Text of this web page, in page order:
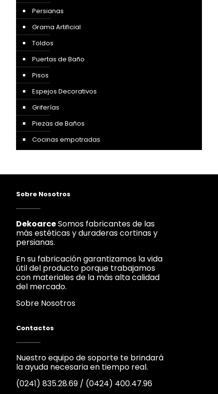
Persianas
Grama Artificial
Toldos
Puertas de Baño
Pisos
Espejos Decorativos
Griferías
Piezas de Baños
Cocinas empotradas
Sobre Nosotros
DekoarceSomos fabricantes de las
más estéticas y duraderas cortinas y
persianas.
En su fabricación garantizamos la vida
útil del producto porque trabajamos
con materiales de la más alta calidad
del mercado.
Sobre Nosotros
Contactos
Nuestro equipo de soporte te brindará
la ayuda necesaria en tiempo real.
(0241) 835.28.69 / (0424) 400.47.96